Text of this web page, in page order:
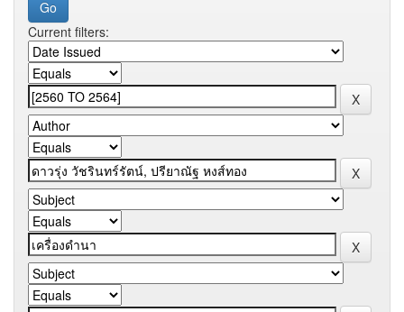
Current filters: